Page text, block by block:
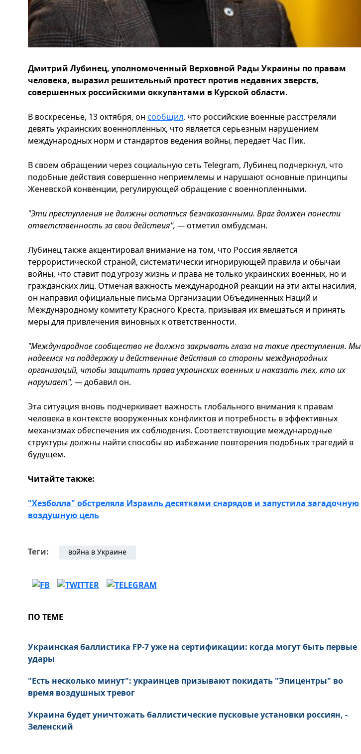
Дмитрий Лубинец, уполномоченный Верховной Рады Украины по правам
человека, выразил решительный протест против недавних зверств,
совершенных российскими оккупантами в Курской области.
В воскресенье, 13 октября, он сообщил, что российские военные расстреляли
девять украинских военнопленных, что является серьезным нарушением
международных норм и стандартов ведения войны, передает Час Пик.
В своем обращении через социальную сеть Telegram, Лубинец подчеркнул, что
подобные действия совершенно неприемлемы и нарушают основные принципы
Женевской конвенции, регулирующей обращение с военнопленными.
"Эти преступления не должны остаться безнаказанными. Враг должен понести
ответственность за свои действия", —отметил омбудсман.
Лубинец также акцентировал внимание на том, что Россия является
террористической страной, систематически игнорирующей правила и обычаи
войны, что ставит под угрозу жизнь и права не только украинских военных, но и
гражданских лиц. Отмечая важность международной реакции на эти акты насилия,
он направил официальные письма Организации Объединенных Наций и
Международному комитету Красного Креста, призывая их вмешаться и принять
меры для привлечения виновных к ответственности.
"Международное сообщество не должно закрывать глаза на такие преступления. Мы
надеемся на поддержку и действенные действия со стороны международных
организаций, чтобы защитить права украинских военных и наказать тех, кто их
нарушает", —добавил он.
Эта ситуация вновь подчеркивает важность глобального внимания к правам
человека в контексте вооруженных конфликтов и потребность в эффективных
механизмах обеспечения их соблюдения. Соответствующие международные
структуры должны найти способы во избежание повторения подобных трагедий в
будущем.
Читайте также:
"Хезболла" обстреляла Израиль десятками снарядов и запустила загадочную
воздушную цель
Теги: война в Украине
ПО ТЕМЕ
Украинская баллистика FP-7 уже на сертификации: когда могут быть первые
удары
"Есть несколько минут": украинцев призывают покидать "Эпицентры" во
время воздушных тревог
Украина будет уничтожать баллистические пусковые установки россиян, -
Зеленский